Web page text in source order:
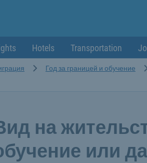
Hotels Transportation
Год за границей и обучение
на
или